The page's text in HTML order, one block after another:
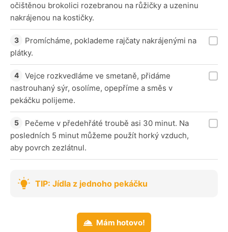
očištěnou brokolici rozebranou na růžičky a uzeninu
nakrájenou na kostičky.
Promícháme, poklademe rajčaty nakrájenými na
plátky.
Vejce rozkvedláme ve smetaně, přidáme
nastrouhaný sýr, osolíme, opepříme a směs v
pekáčku polijeme.
Pečeme v předehřáté troubě asi 30 minut. Na
posledních 5 minut můžeme použít horký vzduch,
aby povrch zezlátnul.
TIP: Jídla z jednoho pekáčku
Mám hotovo!